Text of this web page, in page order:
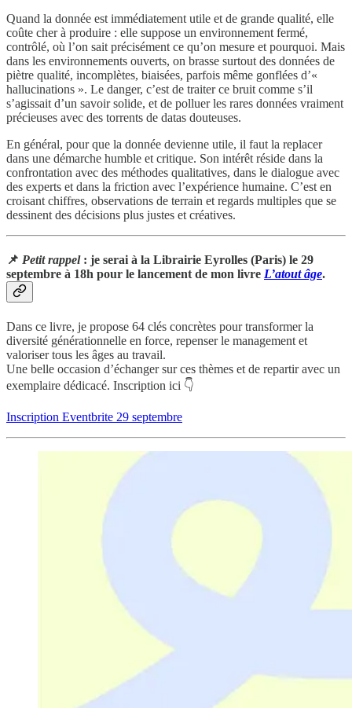
Quand la donnée est immédiatement utile et de grande qualité, elle
coûte cher à produire : elle suppose un environnement fermé,
contrôlé, où l’on sait précisément ce qu’on mesure et pourquoi. Mais
dans les environnements ouverts, on brasse surtout des données de
piètre qualité, incomplètes, biaisées, parfois même gonflées d’«
hallucinations ». Le danger, c’est de traiter ce bruit comme s’il
s’agissait d’un savoir solide, et de polluer les rares données vraiment
précieuses avec des torrents de datas douteuses.
En général, pour que la donnée devienne utile, il faut la replacer
dans une démarche humble et critique. Son intérêt réside dans la
confrontation avec des méthodes qualitatives, dans le dialogue avec
des experts et dans la friction avec l’expérience humaine. C’est en
croisant chiffres, observations de terrain et regards multiples que se
dessinent des décisions plus justes et créatives.
📌 Petit rappel: je serai à la Librairie Eyrolles (Paris) le 29
septembre à 18h pour le lancement de mon livre L’atout âge.
Dans ce livre, je propose 64 clés concrètes pour transformer la
diversité générationnelle en force, repenser le management et
valoriser tous les âges au travail.
Une belle occasion d’échanger sur ces thèmes et de repartir avec un
exemplaire dédicacé. Inscription ici 👇
Inscription Eventbrite 29 septembre